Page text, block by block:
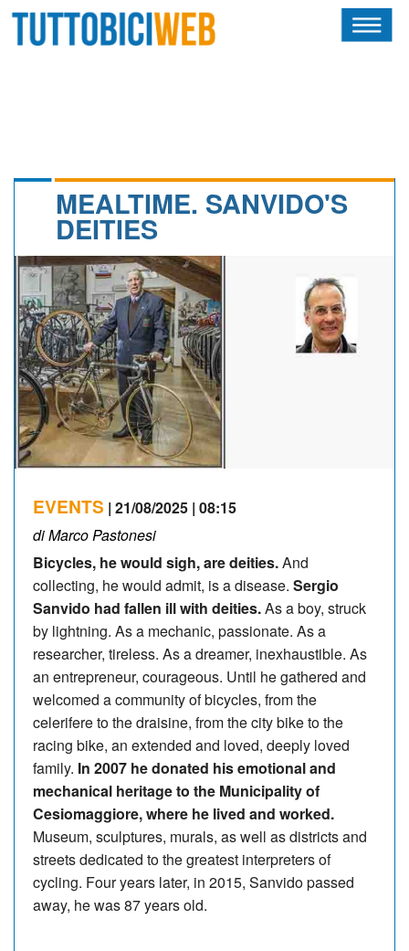
CALENDARIO
OSCAR
ALBI D'ORO
NEWSLETTER
MEALTIME. SANVIDO'S
DEITIES
EVENTS | 21/08/2025 | 08:15
di Marco Pastonesi
Bicycles, he would sigh, are deities.And
collecting, he would admit, is a disease. Sergio
Sanvido had fallen ill with deities.As a boy, struck
by lightning. As a mechanic, passionate. As a
researcher, tireless. As a dreamer, inexhaustible. As
an entrepreneur, courageous. Until he gathered and
welcomed a community of bicycles, from the
celerifere to the draisine, from the city bike to the
racing bike, an extended and loved, deeply loved
family. In 2007 he donated his emotional and
mechanical heritage to the Municipality of
Cesiomaggiore, where he lived and worked.
Museum, sculptures, murals, as well as districts and
streets dedicated to the greatest interpreters of
cycling. Four years later, in 2015, Sanvido passed
away, he was 87 years old.